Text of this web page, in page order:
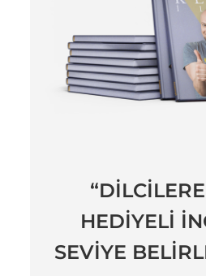
HEDİYELİ
SEVİYE